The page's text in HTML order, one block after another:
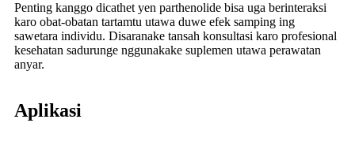
Penting kanggo dicathet yen parthenolide bisa uga berinteraksi
karo obat-obatan tartamtu utawa duwe efek samping ing
sawetara individu. Disaranake tansah konsultasi karo profesional
kesehatan sadurunge nggunakake suplemen utawa perawatan
anyar.
Aplikasi